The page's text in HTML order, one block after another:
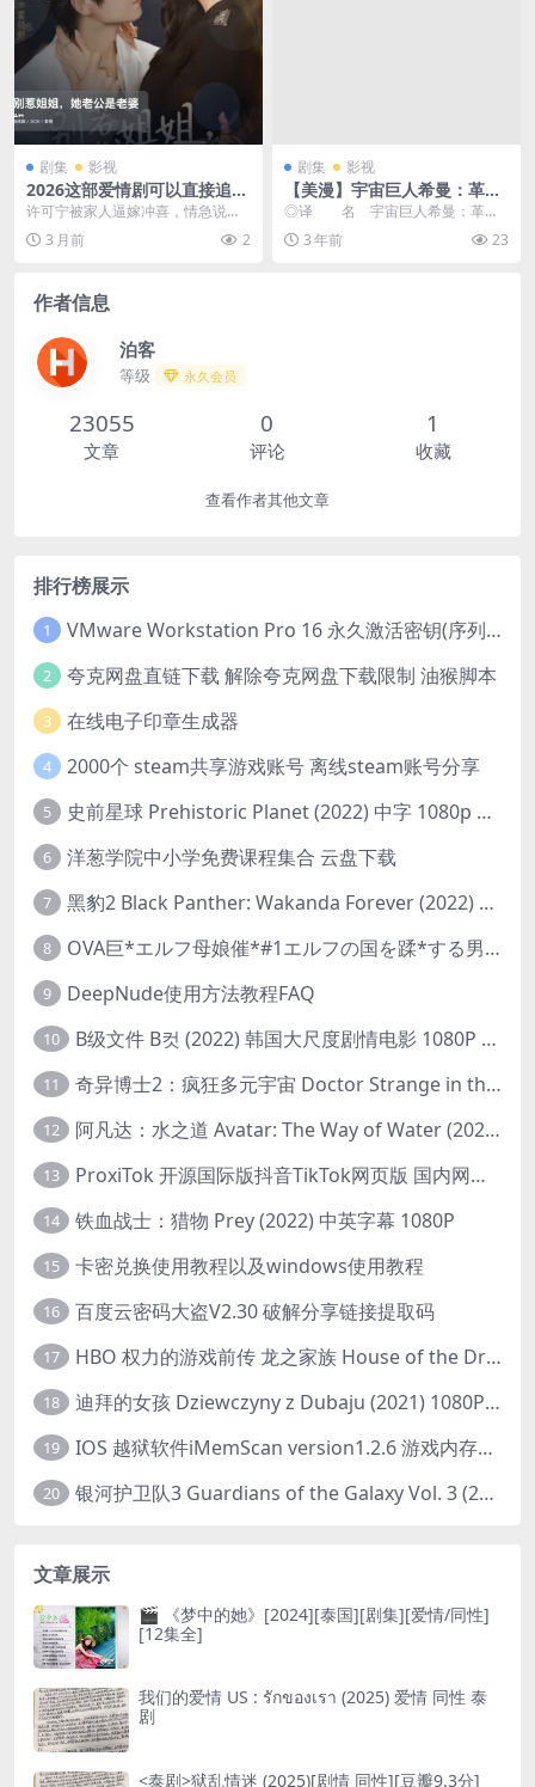
剧集 影视
2026这部爱情剧可以直接追
《别惹姐姐，她老公是老婆
奴》 2026 中文字幕 未删减 限
时转存
许可宁被家人逼嫁冲喜，情急说出
自己怀了首富墨时晏的孩子，逃跑
时遗 落信物被妹妹捡...
3 月前 2
剧集 影视
【美漫】宇宙巨人希曼：革命
(2024)【高码全5集】剧情/喜
剧/动作/科幻/动画/家庭/奇
幻/冒险 免费下载
◎译 名 宇宙巨人希曼：革命
◎片 名 Masters of the Uni...
3 年前 23
作者信息
泊客
等级 永久会员
23055
文章
0
评论
1
收藏
查看作者其他文章
排行榜展示
1 VMware Workstation Pro 16 永久激活密钥(序列号)
2 夸克网盘直链下载 解除夸克网盘下载限制 油猴脚本
3 在线电子印章生成器
4 2000个 steam共享游戏账号 离线steam账号分享
5 史前星球 Prehistoric Planet (2022) 中字 1080p 高清 阿里云盘 2022.5.27已更新全集
6 洋葱学院中小学免费课程集合 云盘下载
7 黑豹2 Black Panther: Wakanda Forever (2022) 高清版
8 OVA巨*エルフ母娘催*#1エルフの国を蹂*する男。汚された女王と姫
9 DeepNude使用方法教程FAQ
10 B级文件 B컷 (2022) 韩国大尺度剧情电影 1080P 中字
11 奇异博士2：疯狂多元宇宙 Doctor Strange in the Multiverse of Madness (2022) 高清版1080p
12 阿凡达：水之道 Avatar: The Way of Water (2022) 1080p 2k 4k 中文字幕
13 ProxiTok 开源国际版抖音TikTok网页版 国内网络直连
14 铁血战士：猎物 Prey (2022) 中英字幕 1080P
15 卡密兑换使用教程以及windows使用教程
16 百度云密码大盗V2.30 破解分享链接提取码
17 HBO 权力的游戏前传 龙之家族 House of the Dragon (2022) 中字 1080P 更新4集
18 迪拜的女孩 Dziewczyny z Dubaju (2021) 1080P 中字
19 IOS 越狱软件iMemScan version1.2.6 游戏内存修改器
20 银河护卫队3 Guardians of the Galaxy Vol. 3 (2023)4K高清资源1080p只分享精品
文章展示
🎬 《梦中的她》[2024][泰国][剧集][爱情/同性]
[12集全]
我们的爱情 US : รักของเรา (2025) 爱情 同性 泰
剧
<泰剧>狱乱情迷 (2025)[剧情 同性][豆瓣9.3分]